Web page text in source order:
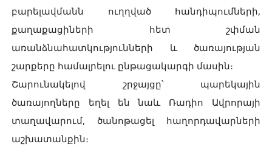
բարելավմանն ուղղված հանդիպումների,
քաղաքացիների հետ շփման
առանձնահատկությունների և ծառայության
շարքերը համալրելու ընթացակարգի մասին։
Շարունակելով շրջայցը՝ պարեկային
ծառայողները եղել են նաև Ռադիո Ավրորայի
տաղավարում, ծանոթացել հաղորդավարների
աշխատանքին։